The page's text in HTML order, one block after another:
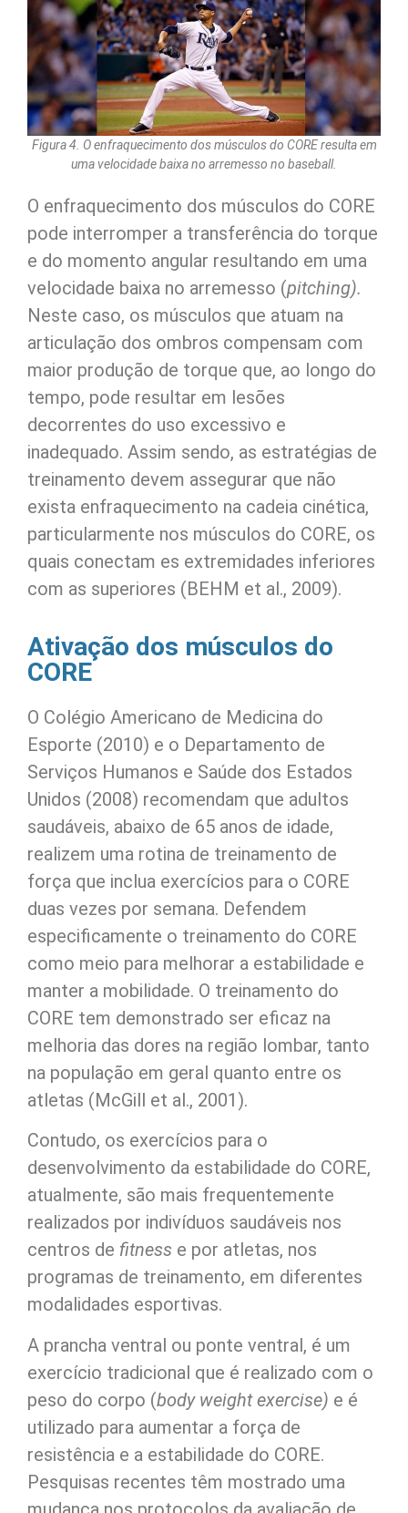
Figura 4. O enfraquecimento dos músculos do CORE resulta em
uma velocidade baixa no arremesso no baseball.
O enfraquecimento dos músculos do CORE
pode interromper a transferência do torque
e do momento angular resultando em uma
velocidade baixa no arremesso (pitching).
Neste caso, os músculos que atuam na
articulação dos ombros compensam com
maior produção de torque que, ao longo do
tempo, pode resultar em lesões
decorrentes do uso excessivo e
inadequado. Assim sendo, as estratégias de
treinamento devem assegurar que não
exista enfraquecimento na cadeia cinética,
particularmente nos músculos do CORE, os
quais conectam es extremidades inferiores
com as superiores (BEHM et al., 2009).
Ativação dos músculos do
CORE
O Colégio Americano de Medicina do
Esporte (2010) e o Departamento de
Serviços Humanos e Saúde dos Estados
Unidos (2008) recomendam que adultos
saudáveis, abaixo de 65 anos de idade,
realizem uma rotina de treinamento de
força que inclua exercícios para o CORE
duas vezes por semana. Defendem
especificamente o treinamento do CORE
como meio para melhorar a estabilidade e
manter a mobilidade. O treinamento do
CORE tem demonstrado ser eficaz na
melhoria das dores na região lombar, tanto
na população em geral quanto entre os
atletas (McGill et al., 2001).
Contudo, os exercícios para o
desenvolvimento da estabilidade do CORE,
atualmente, são mais frequentemente
realizados por indivíduos saudáveis nos
centros de fitness e por atletas, nos
programas de treinamento, em diferentes
modalidades esportivas.
A prancha ventral ou ponte ventral, é um
exercício tradicional que é realizado com o
peso do corpo (body weight exercise) e é
utilizado para aumentar a força de
resistência e a estabilidade do CORE.
Pesquisas recentes têm mostrado uma